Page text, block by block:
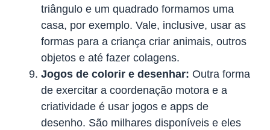
triângulo e um quadrado formamos uma
casa, por exemplo. Vale, inclusive, usar as
formas para a criança criar animais, outros
objetos e até fazer colagens.
Jogos de colorir e desenhar: Outra forma
de exercitar a coordenação motora e a
criatividade é usar jogos e apps de
desenho. São milhares disponíveis e eles